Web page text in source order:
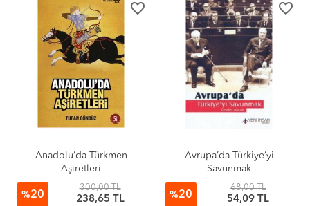
favorite_border
Anadolu’da Türkmen
Aşiretleri
%20
300,00 TL
238,65 TL
favorite_border
Avrupa’da Türkiye’yi
Savunmak
%20
68,00 TL
54,09 TL